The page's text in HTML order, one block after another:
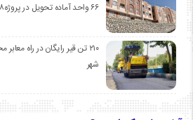
۶۶ واحد آماده تحویل در پروژه۱۳۸ واحدی مهدیشهر
۲۱۰ تن قیر رایگان در راه
شهر